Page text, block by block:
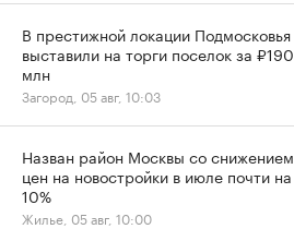
В престижной локации Подмосковья
выставили на торги поселок за ₽190
млн
Загород, 05 авг, 10:03
Назван район Москвы со снижением
цен на новостройки в июле почти на
10%
Жилье, 05 авг, 10:00